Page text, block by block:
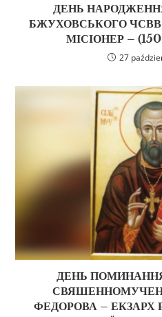
ДЕНЬ
БЖУХОВСЬКОГО
МІСІОНЕР –
27
ДЕНЬ
ФЕДОРОВА – ЕКЗАРХ